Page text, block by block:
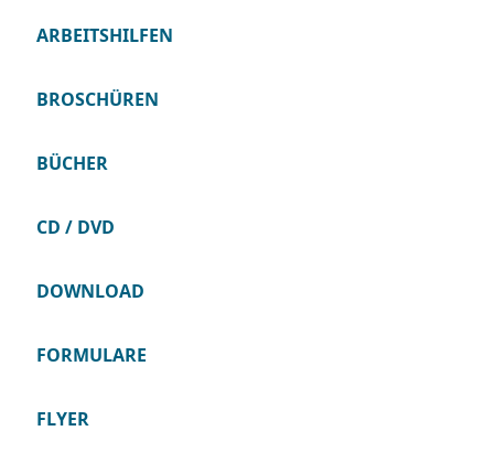
ARBEITSHILFEN
BROSCHÜREN
BÜCHER
CD / DVD
DOWNLOAD
FORMULARE
FLYER